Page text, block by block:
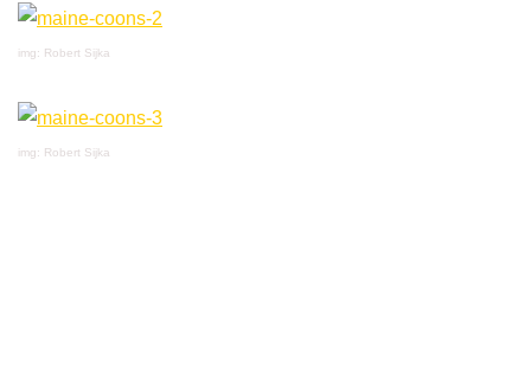
img: Robert Sijka
img: Robert Sijka